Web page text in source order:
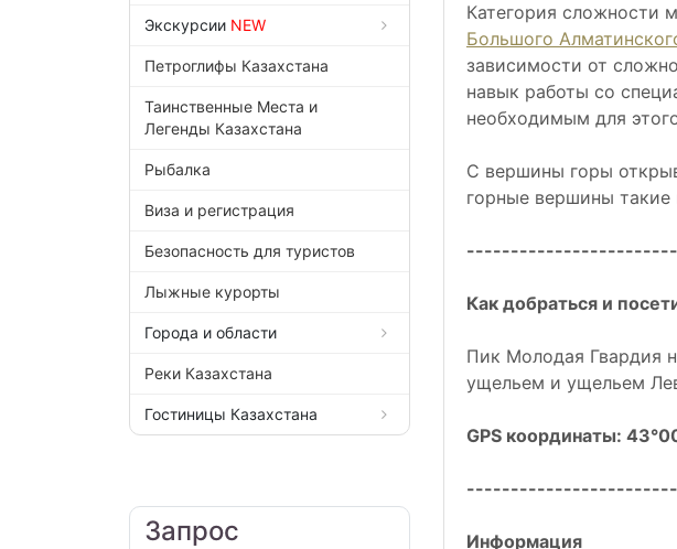
Экскурсии NEW
Петроглифы Казахстана
Таинственные Места и
Легенды Казахстана
Рыбалка
Виза и регистрация
Безопасность для туристов
Лыжные курорты
Города и области
Реки Казахстана
Гостиницы Казахстана
Запрос
Категория сложности
Большого
зависимости от
навык работы со
необходимым для
С вершины горы
горные вершины такие
Как добраться и
Пик Молодая Гвардия
ущельем и ущельем
GPS координаты:
Информация